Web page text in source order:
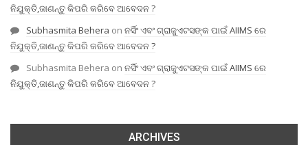
ନିଯୁକ୍ତି,ଜାଣନ୍ତୁ କିପରି କରିବେ ଆବେଦନ ?
Subhasmita Behera on ନର୍ସିଂ ଏବଂ ଗ୍ରାଜୁଏଟସଙ୍କ ପାଇଁ AIIMS ରେ
ନିଯୁକ୍ତି,ଜାଣନ୍ତୁ କିପରି କରିବେ ଆବେଦନ ?
Subhasmita Behera on ନର୍ସିଂ ଏବଂ ଗ୍ରାଜୁଏଟସଙ୍କ ପାଇଁ AIIMS ରେ
ନିଯୁକ୍ତି,ଜାଣନ୍ତୁ କିପରି କରିବେ ଆବେଦନ ?
ARCHIVES